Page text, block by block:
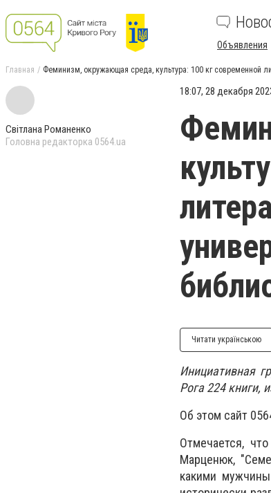
Объявления
Главная Феминизм, окружающая среда, культура: 100 кг современной
Світлана Романенко
Головна редакторка 0564.ua
18:07, 28 декабря
Читати українською
Инициативная
Рога 224 книги,
Об этом сайт
Отмечается,
Марценюк,
какими